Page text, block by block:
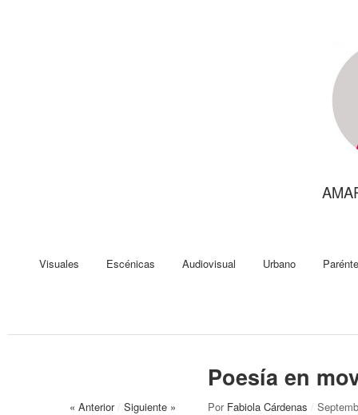
Visuales Escénicas Audiovisual Urbano
Poesía en
« Anterior / Siguiente » Por Fabiola Cárdenas /